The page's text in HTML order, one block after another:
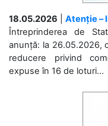
18.05.2026
Atenție –
Întreprinderea de
anunță: la 26.05.2026,
reducere privind
expuse în 16 de loturi...